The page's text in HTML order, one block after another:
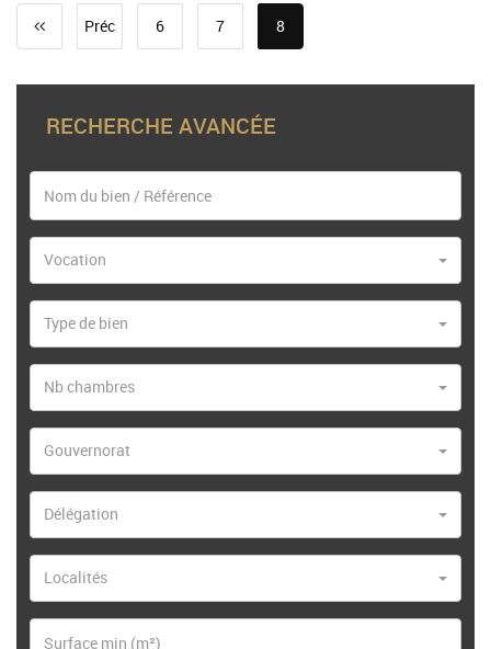
Préc 6 7 8
RECHERCHE AVANCÉE
Vocation
Type de bien
Nb chambres
Gouvernorat
Délégation
Localités